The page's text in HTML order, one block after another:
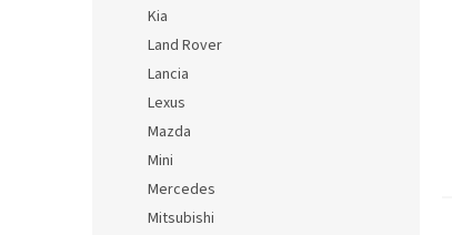
Kia
Land Rover
Lancia
Lexus
Mazda
Mini
Mercedes
Mitsubishi